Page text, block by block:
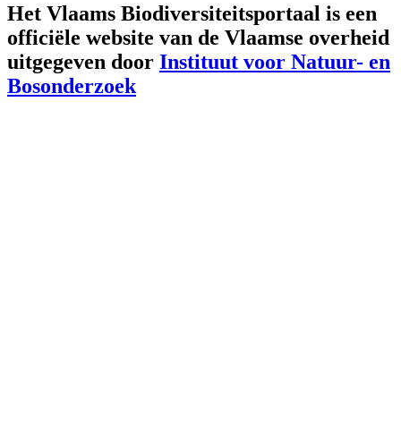
Het Vlaams Biodiversiteitsportaal is een
officiële website van de Vlaamse overheid
uitgegeven door Instituut voor Natuur- en
Bosonderzoek